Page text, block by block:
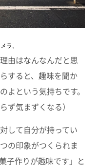
ラ。
由はなんなんだと思
すると、趣味を聞か
よという気持ちです。
ず気まずくなる）
して自分が持ってい
の印象がつくられま
子作りが趣味です」と